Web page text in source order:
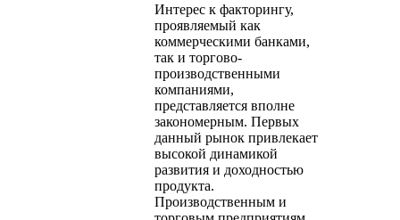
Интерес к факторингу,
проявляемый как
коммерческими банками,
так и торгово-
производственными
компаниями,
представляется вполне
закономерным. Первых
данный рынок привлекает
высокой динамикой
развития и доходностью
продукта.
Производственным и